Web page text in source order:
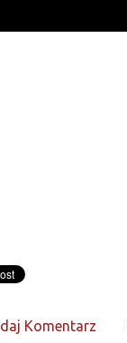
Komentarz